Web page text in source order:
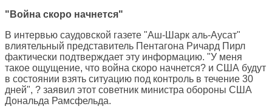
"Война скоро начнется"
В интервью саудовской газете "Аш-Шарк аль-Аусат"
влиятельный представитель Пентагона Ричард Пирл
фактически подтверждает эту информацию. "У меня
такое ощущение, что война скоро начнется? и США будут
в состоянии взять ситуацию под контроль в течение 30
дней", ? заявил этот советник министра обороны США
Дональда Рамсфельда.